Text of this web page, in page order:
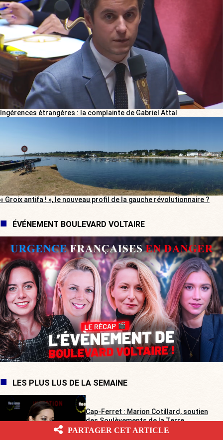
Ingérences étrangères : la complainte de Gabriel Attal
« Groix antifa ! », le nouveau profil de la gauche révolutionnaire ?
ÉVÉNEMENT BOULEVARD VOLTAIRE
LES PLUS LUS DE LA SEMAINE
Cap-Ferret : Marion Cotillard, soutien
des Soulèvements de la Terre,
secourue par les agriculteurs
PARTAGER CET ARTICLE